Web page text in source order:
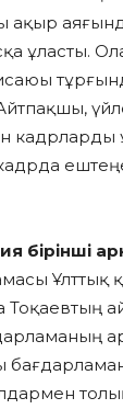
ақыр
ұласты.
кадрларды
бірінші
Ұлттық
Тоқаевтың